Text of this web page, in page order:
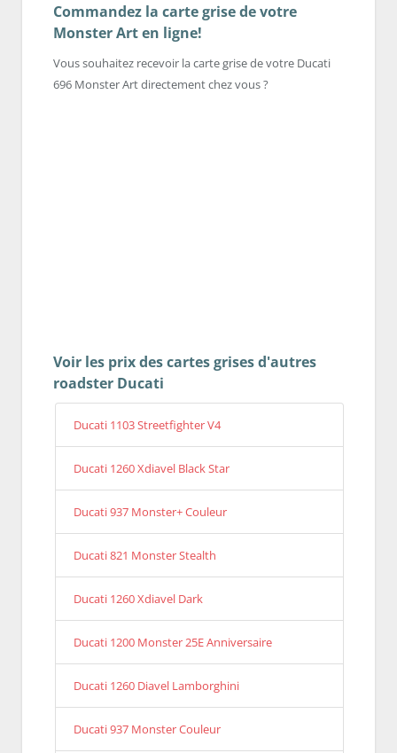
Commandez la carte grise de votre
Monster Art en ligne!
Vous souhaitez recevoir la carte grise de votre Ducati
696 Monster Art directement chez vous ?
Voir les prix des cartes grises d'autres
roadster Ducati
Ducati 1103 Streetfighter V4
Ducati 1260 Xdiavel Black Star
Ducati 937 Monster+ Couleur
Ducati 821 Monster Stealth
Ducati 1260 Xdiavel Dark
Ducati 1200 Monster 25E Anniversaire
Ducati 1260 Diavel Lamborghini
Ducati 937 Monster Couleur